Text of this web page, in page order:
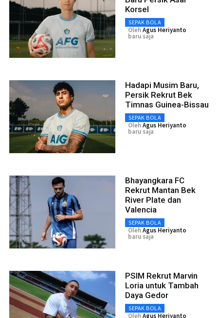
Korsel
SEPAK BOLA
OlehAgus Heriyanto
baru saja
Hadapi Musim Baru,
Persik Rekrut Bek
Timnas Guinea-Bissau
SEPAK BOLA
OlehAgus Heriyanto
baru saja
Bhayangkara FC
Rekrut Mantan Bek
River Plate dan
Valencia
SEPAK BOLA
OlehAgus Heriyanto
baru saja
PSIM Rekrut Marvin
Loria untuk Tambah
Daya Gedor
SEPAK BOLA
OlehAgus Heriyanto